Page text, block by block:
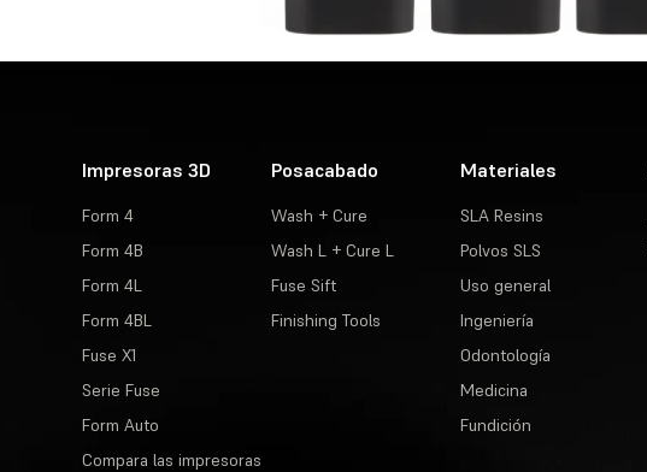
Impresoras 3D
Form 4
Form 4B
Form 4L
Form 4BL
Fuse X1
Serie Fuse
Form Auto
Compara las impresoras
Posacabado
Wash + Cure
Wash L + Cure L
Fuse Sift
Finishing Tools
Materiales
SLA Resins
Polvos SLS
Uso general
Ingeniería
Odontología
Medicina
Fundición